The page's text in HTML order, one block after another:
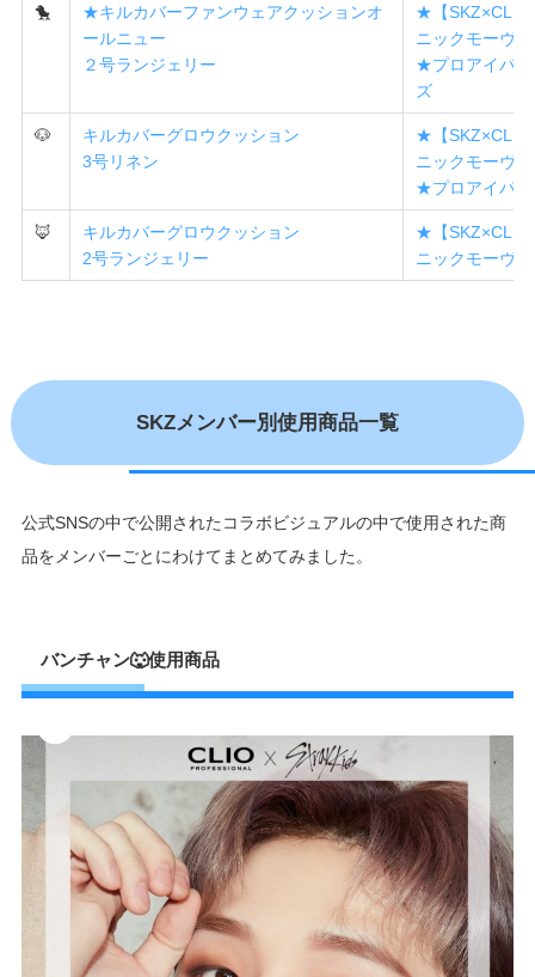
🐤
★キルカバーファンウェアクッションオ
ールニュー
２号ランジェリー
★【SKZ×CLIO
ニックモーヴ
★プロアイパ
ズ
🐶
キルカバーグロウクッション
3号リネン
★【SKZ×CLIO
ニックモーヴ
★プロアイパ
🦊
キルカバーグロウクッション
2号ランジェリー
★【SKZ×CLIO
ニックモーヴ
SKZメンバー別使用商品一覧
公式SNSの中で公開されたコラボビジュアルの中で使用された商
品をメンバーごとにわけてまとめてみました。
バンチャン🐺使用商品